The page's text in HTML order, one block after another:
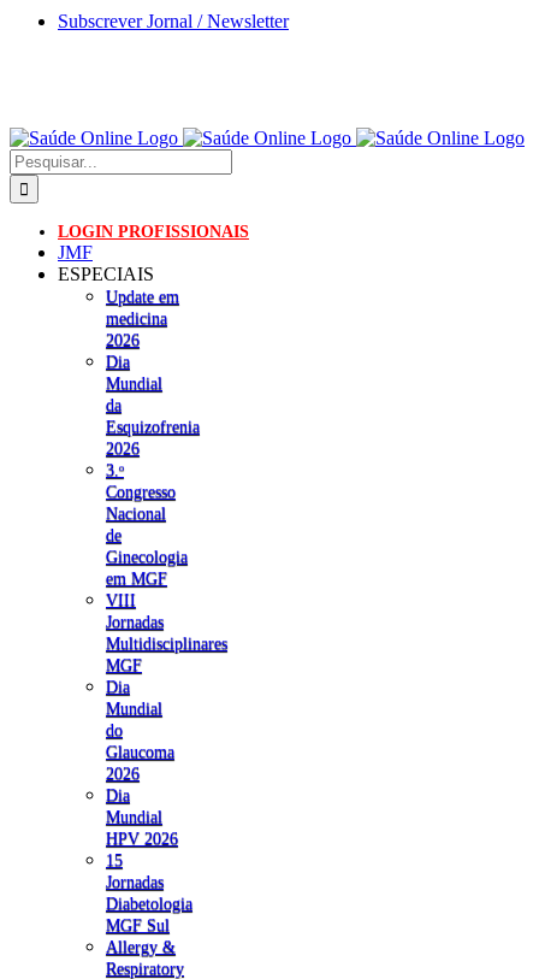
Skip
Subscrever Jornal / Newsletter
Pesquisar
LOGIN PROFISSIONAIS
JMF
ESPECIAIS
Update em
medicina
2026
Dia
Mundial
da
Esquizofrenia
2026
3.ᵒ
Congresso
Nacional
de
Ginecologia
em MGF
VIII
Jornadas
Multidisciplinares
MGF
Dia
Mundial
do
Glaucoma
2026
Dia
Mundial
HPV 2026
15
Jornadas
Diabetologia
MGF Sul
Allergy &
Respiratory